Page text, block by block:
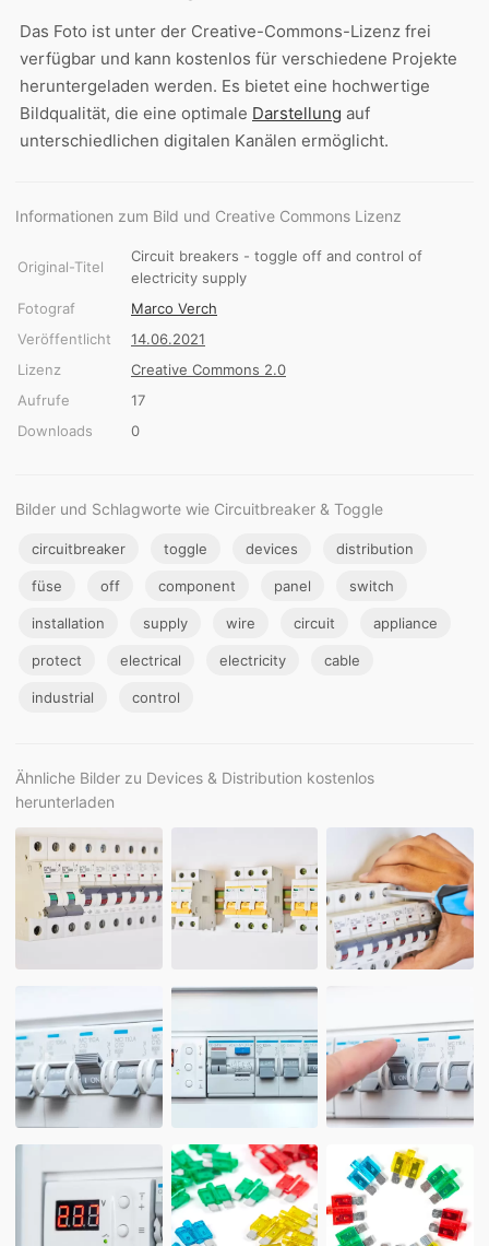
Das Foto ist unter der Creative-Commons-Lizenz frei
verfügbar und kann kostenlos für verschiedene Projekte
heruntergeladen werden. Es bietet eine hochwertige
Bildqualität, die eine optimale Darstellung auf
unterschiedlichen digitalen Kanälen ermöglicht.
Informationen zum Bild und Creative Commons Lizenz
Original-Titel
Circuit breakers - toggle off and control of
electricity supply
Fotograf
Marco Verch
Veröffentlicht
14.06.2021
Lizenz
Creative Commons 2.0
Aufrufe
17
Downloads
0
Bilder und Schlagworte wie Circuitbreaker & Toggle
circuitbreaker toggle devices distribution
füse off component panel switch
installation supply wire circuit appliance
protect electrical electricity cable
industrial control
Ähnliche Bilder zu Devices & Distribution kostenlos
herunterladen